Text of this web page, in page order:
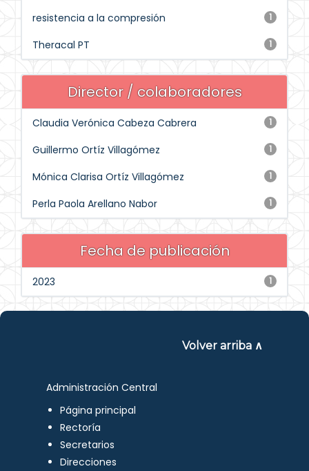
1
resistencia a la compresión
1
Theracal PT
Director / colaboradores
1
Claudia Verónica Cabeza Cabrera
1
Guillermo Ortíz Villagómez
1
Mónica Clarisa Ortíz Villagómez
1
Perla Paola Arellano Nabor
Fecha de publicación
1
2023
Volver arriba ∧
Administración Central
Página principal
Rectoría
Secretarios
Direcciones